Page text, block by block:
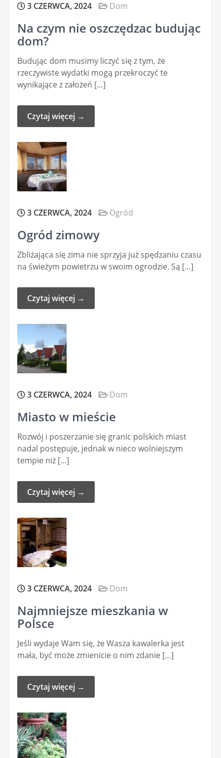
3 CZERWCA, 2024 Dom
Na czym nie oszczędzac budując
dom?
Budując dom musimy liczyć się z tym, że
rzeczywiste wydatki mogą przekroczyć te
wynikające z założeń […]
Czytaj więcej →
3 CZERWCA, 2024 Ogród
Ogród zimowy
Zbliżająca się zima nie sprzyja już spędzaniu czasu
na świeżym powietrzu w swoim ogrodzie. Są […]
Czytaj więcej →
3 CZERWCA, 2024 Dom
Miasto w mieście
Rozwój i poszerzanie się granic polskich miast
nadal postępuje, jednak w nieco wolniejszym
tempie niż […]
Czytaj więcej →
3 CZERWCA, 2024 Dom
Najmniejsze mieszkania w
Polsce
Jeśli wydaje Wam się, że Wasza kawalerka jest
mała, być może zmienicie o nim zdanie […]
Czytaj więcej →